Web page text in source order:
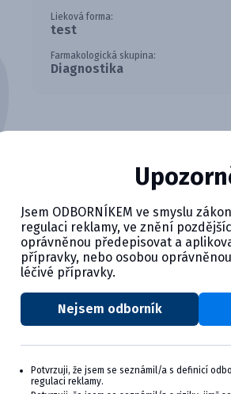
Lieková forma:
test
Farmakologická skupina:
Diagnostika
CYMEDICA
Zapojte sa do
svoju veterinárnu
Jsem ODBORNÍKEM ve smyslu
regulaci reklamy, ve znění
oprávněnou předepisovat a
přípravky, nebo osobou
léčivé přípravky.
Nejsem odborník
Potvrzuji, že jsem se seznámil/a s definicí
regulaci reklamy.